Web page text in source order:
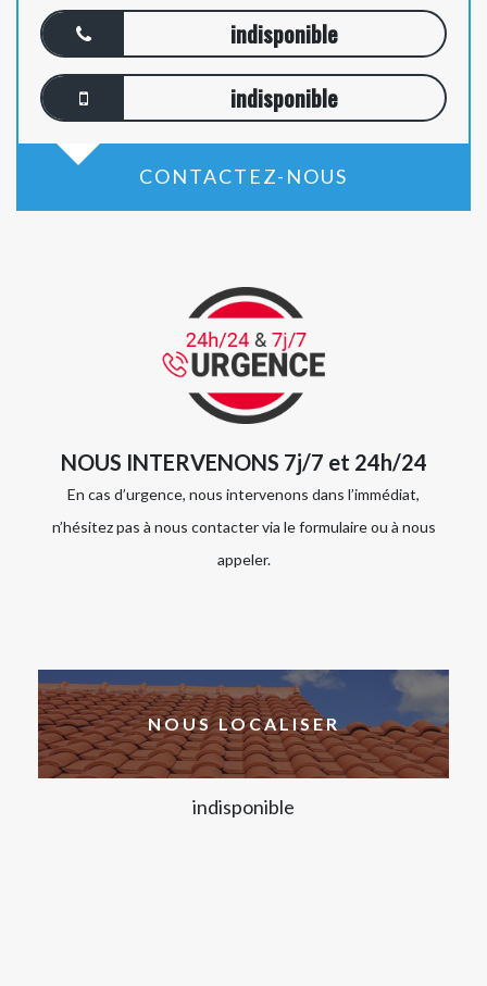
indisponible
indisponible
CONTACTEZ-NOUS
NOUS INTERVENONS 7j/7 et 24h/24
En cas d’urgence, nous intervenons dans l’immédiat,
n’hésitez pas à nous contacter via le formulaire ou à nous
appeler.
NOUS LOCALISER
indisponible